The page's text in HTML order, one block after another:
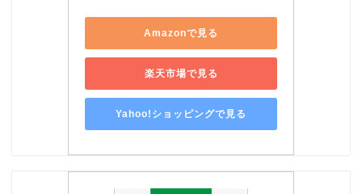
Amazonで見る
楽天市場で見る
Yahoo!ショッピングで見る